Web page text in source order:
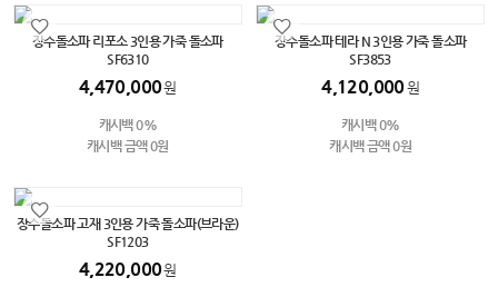
장수돌소파 리포소 3인용 가죽 돌소파
SF6310
4,470,000원
캐시백 0%
캐시백 금액 0원
장수돌소파 테라 N 3인용 가죽 돌소파
SF3853
4,120,000원
캐시백 0%
캐시백 금액 0원
장수돌소파 고재 3인용 가죽 돌소파(브라운)
SF1203
4,220,000원